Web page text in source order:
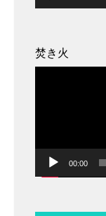
焚き火
ー
00:00